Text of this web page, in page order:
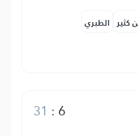
كثير الطبري
6
:
31